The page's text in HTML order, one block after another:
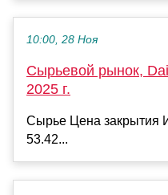
10:00, 28 Ноя
Сырьевой рынок,
2025 г.
Сырье Цена закрытия
53.42...